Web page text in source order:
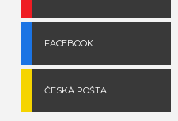
FACEBOOK
ČESKÁ POŠTA